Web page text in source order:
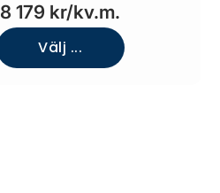
8 179 kr/kv.m.
Välj ...